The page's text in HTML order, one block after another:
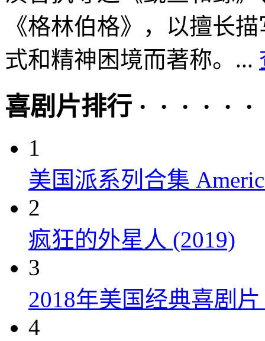
《格林伯格》，以擅长
式和精神困境而著称。...
喜剧片排行 · · · · · ·
1
美国派系列合集
2
疯狂的外星人 (2019)
3
2018年美国经典喜剧
4